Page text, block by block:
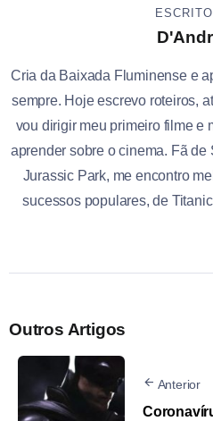
Cria da Baixada Fluminense e
sempre. Hoje escrevo roteiros,
vou dirigir meu primeiro filme e
aprender sobre o cinema. Fã
Jurassic Park, me encontro
sucessos populares, de
Outros Artigos
Anterior